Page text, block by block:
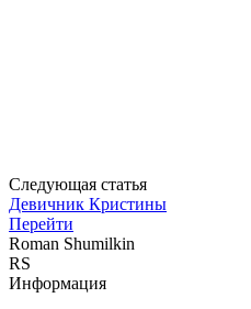
Следующая статья
Девичник Кристины
Перейти
Roman Shumilkin
RS
Информация